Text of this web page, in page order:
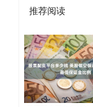
推荐阅读